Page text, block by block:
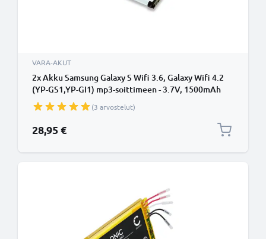
VARA-AKUT
2x Akku Samsung Galaxy S Wifi 3.6, Galaxy Wifi 4.2
(YP-GS1,YP-GI1) mp3-soittimeen - 3.7V, 1500mAh
tarvikeakku tuotemerkiltä subtel
(3 arvostelut)
28,95 €